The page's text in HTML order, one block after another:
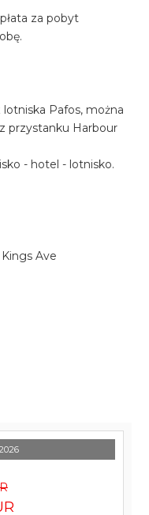
za pobyt
Pafos, można
przystanku Harbour
- hotel - lotnisko.
Ave